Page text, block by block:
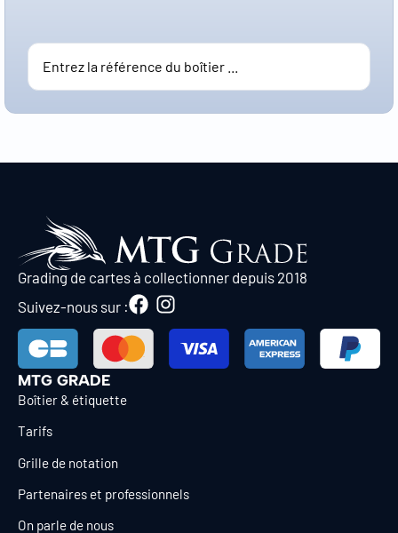
Grading de cartes à collectionner depuis 2018
Suivez-nous sur :
MTG GRADE
Boîtier & étiquette
Tarifs
Grille de notation
Partenaires et professionnels
On parle de nous